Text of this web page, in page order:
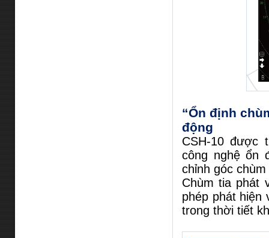
“Ổn định
động
CSH-10 được
công nghệ ổn
chỉnh góc
Chùm tia phát
phép phát hiện
trong thời tiết